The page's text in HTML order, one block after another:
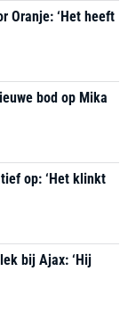
Oranje: ‘Het heeft
bod op Mika
op: ‘Het klinkt
bij Ajax: ‘Hij